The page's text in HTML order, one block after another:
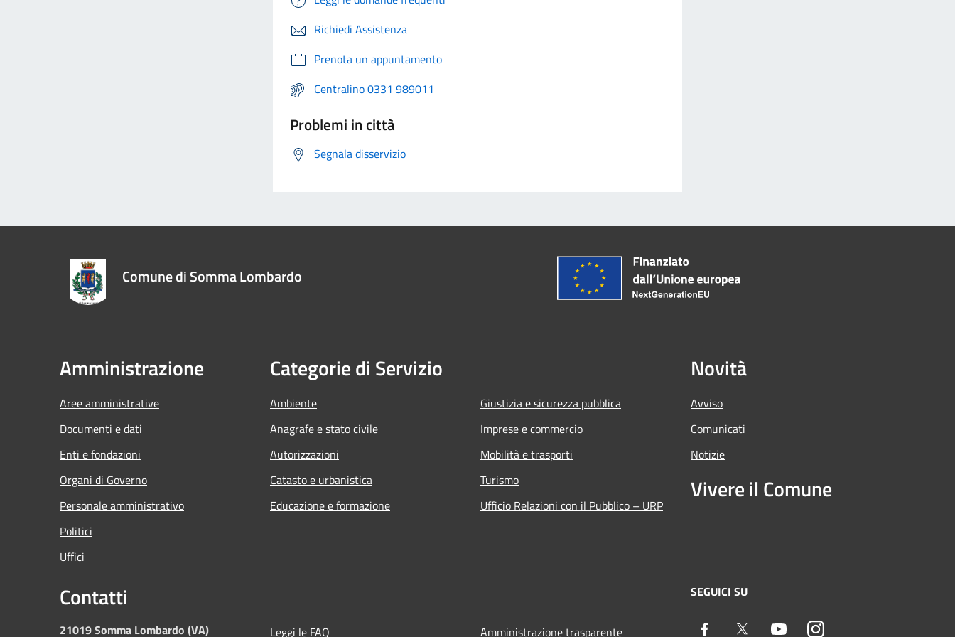
Richiedi Assistenza
Prenota un appuntamento
Centralino 0331 989011
Problemi in città
Segnala disservizio
Comune di Somma Lombardo
Amministrazione
Aree amministrative
Documenti e dati
Enti e fondazioni
Organi di Governo
Personale amministrativo
Politici
Uffici
Categorie di Servizio
Ambiente
Anagrafe e stato civile
Autorizzazioni
Catasto e urbanistica
Educazione e formazione
Giustizia e sicurezza pubblica
Imprese e commercio
Mobilità e trasporti
Turismo
Ufficio Relazioni con il Pubblico – URP
Novità
Avviso
Comunicati
Notizie
Vivere il Comune
Contatti
21019 Somma Lombardo (VA) Leggi le FAQ Amministrazione trasparente
SEGUICI SU
Facebook Twitter YoutubeInstagram